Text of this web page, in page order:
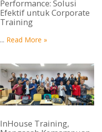
Performance: Solusi
Efektif untuk Corporate
Training
... Read More »
InHouse Training,